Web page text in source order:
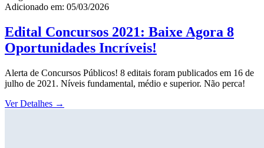
Adicionado em: 05/03/2026
Edital Concursos 2021: Baixe Agora 8
Oportunidades Incríveis!
Alerta de Concursos Públicos! 8 editais foram publicados em 16 de
julho de 2021. Níveis fundamental, médio e superior. Não perca!
Ver Detalhes →